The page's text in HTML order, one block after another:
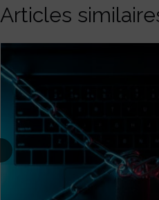
Articles
Previous